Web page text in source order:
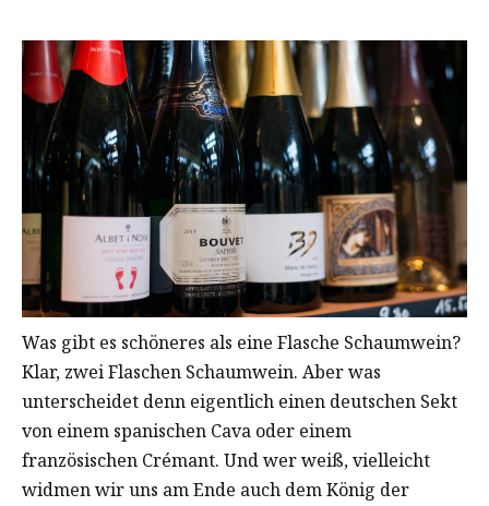
Was gibt es schöneres als eine Flasche Schaumwein?
Klar, zwei Flaschen Schaumwein. Aber was
unterscheidet denn eigentlich einen deutschen Sekt
von einem spanischen Cava oder einem
französischen Crémant. Und wer weiß, vielleicht
widmen wir uns am Ende auch dem König der